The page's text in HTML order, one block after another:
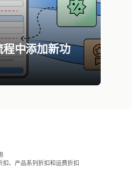
中添加新功
、产品系列折扣和运费折扣